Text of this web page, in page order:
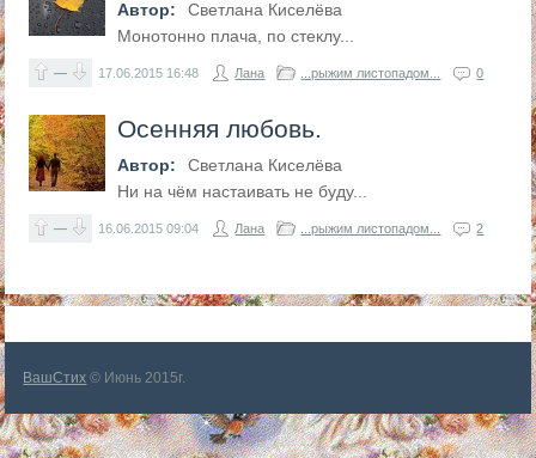
Автор:
Светлана Киселёва
Монотонно плача, по стеклу...
— 17.06.2015 16:48 Лана ...рыжим листопадом... 0
Осенняя любовь.
Автор:
Светлана Киселёва
Ни на чём настаивать не буду...
— 16.06.201509:04 Лана ...рыжим листопадом... 2
ВашСтих © Июнь 2015г.